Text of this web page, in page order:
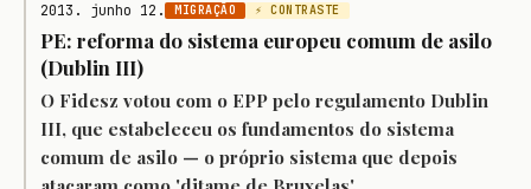
2013. junho 12. MIGRAÇÃO ⚡ CONTRASTE
PE: reforma do sistema europeu comum de asilo
(Dublin III)
O Fidesz votou com o EPP pelo regulamento Dublin
III, que estabeleceu os fundamentos do sistema
comum de asilo — o próprio sistema que depois